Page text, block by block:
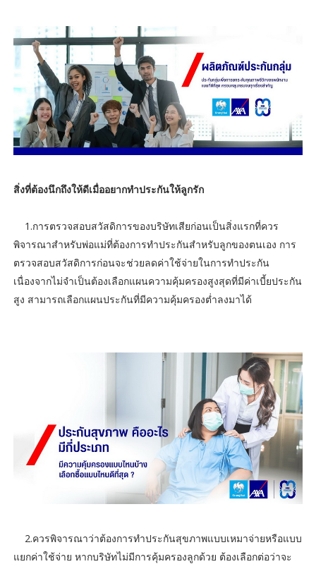
สิ่งที่ต้องนึกถึงให้ดีเมื่ออยากทำประกันให้ลูกรัก
1.การตรวจสอบสวัสดิการของบริษัทเสียก่อนเป็นสิ่งแรกที่ควร
พิจารณาสำหรับพ่อแม่ที่ต้องการทำประกันสำหรับลูกของตนเอง การ
ตรวจสอบสวัสดิการก่อนจะช่วยลดค่าใช้จ่ายในการทำประกัน
เนื่องจากไม่จำเป็นต้องเลือกแผนความคุ้มครองสูงสุดที่มีค่าเบี้ยประกัน
สูง สามารถเลือกแผนประกันที่มีความคุ้มครองต่ำลงมาได้
2.ควรพิจารณาว่าต้องการทำประกันสุขภาพแบบเหมาจ่ายหรือแบบ
แยกค่าใช้จ่าย หากบริษัทไม่มีการคุ้มครองลูกด้วย ต้องเลือกต่อว่าจะ